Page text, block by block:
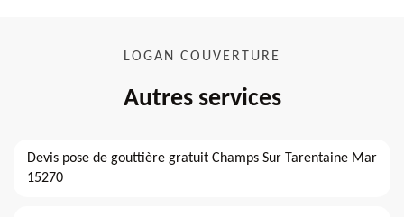
LOGAN COUVERTURE
Autres services
Devis pose de gouttière gratuit Champs Sur Tarentaine Mar
15270